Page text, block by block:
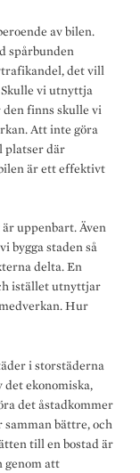
av bilen.
spårbunden
det vill
vi utnyttja
finns skulle vi
Att inte göra
platser där
är ett effektivt
uppenbart. Även
bygga staden så
delta. En
istället utnyttjar
Hur
i storstäderna
ekonomiska,
det åstadkommer
samman bättre, och
till en bostad är
genom att